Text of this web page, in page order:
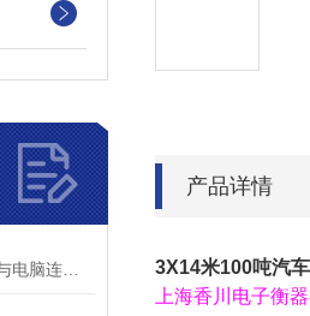
产品详情
3X14米100吨汽
上海香川电子衡